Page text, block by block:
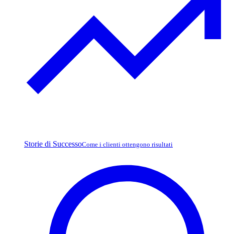
Storie di SuccessoCome i clienti ottengono risultati